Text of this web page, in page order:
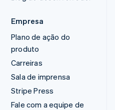
Empresa
Plano de ação do
produto
Carreiras
Sala de imprensa
Stripe Press
Fale com a equipe de